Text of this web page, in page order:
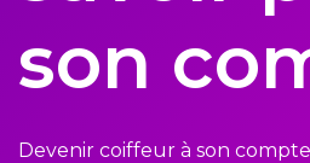
son
Devenir coiffeur à son